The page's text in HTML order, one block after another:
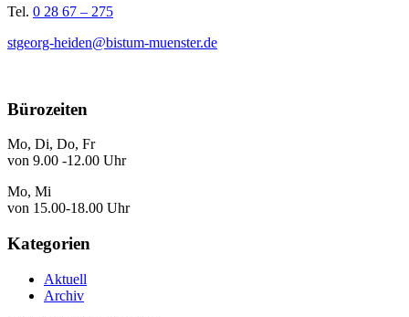
Tel. 0 28 67 – 275
stgeorg-heiden@bistum-muenster.de
Bürozeiten
Mo, Di, Do, Fr
von 9.00 -12.00 Uhr
Mo, Mi
von 15.00-18.00 Uhr
Kategorien
Aktuell
Archiv